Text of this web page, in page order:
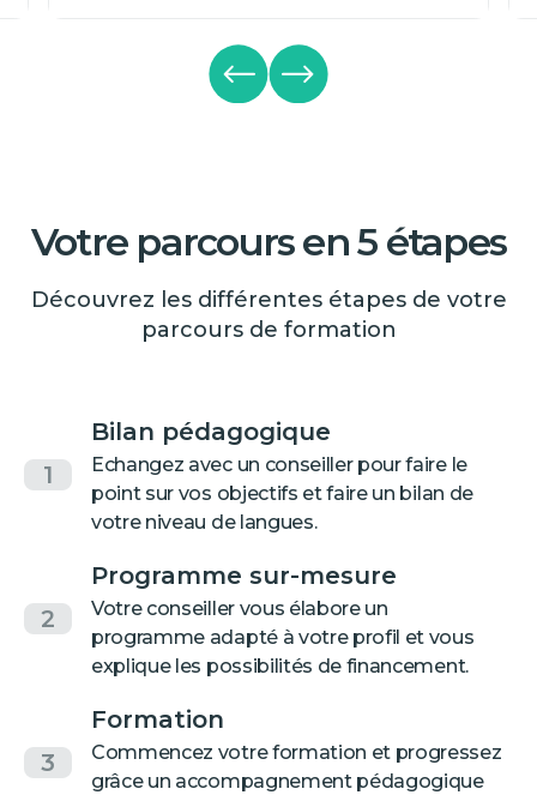
Votre parcours en 5 étapes
Découvrez les différentes étapes de votre
parcours de formation
1
Bilan pédagogique
Echangez avec un conseiller pour faire le
point sur vos objectifs et faire un bilan de
votre niveau de langues.
2
Programme sur-mesure
Votre conseiller vous élabore un
programme adapté à votre profil et vous
explique les possibilités de financement.
3
Formation
Commencez votre formation et progressez
grâce un accompagnement pédagogique